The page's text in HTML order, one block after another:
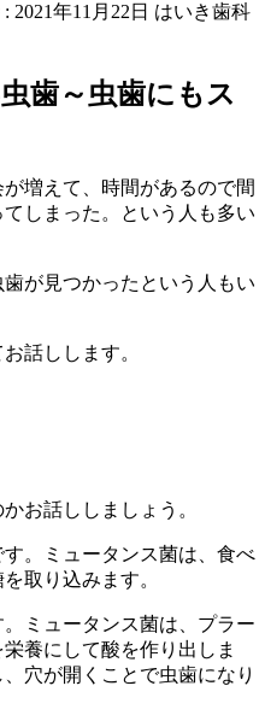
: 2021年11月22日 はいき歯科
歯～虫歯にもス
増えて、時間があるので間
しまった。という人も多い
が見つかったという人もい
話しします。
お話ししましょう。
。ミュータンス菌は、食べ
取り込みます。
ミュータンス菌は、プラー
養にして酸を作り出しま
穴が開くことで虫歯になり